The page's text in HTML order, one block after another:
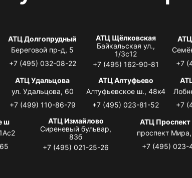
АТЦ Долгопрудный
Береговой пр-д, 5
+7 (495) 032-08-22
АТЦ Щёлковская
Байкальская ул.,
1/3с12
+7 (495) 162-90-81
+7
АТЦ Удальцова
ул. Удальцова, 60
+7 (499) 110-86-79
АТЦ Алтуфьево
Алтуфьевское ш., 48к4
+7 (495) 023-81-52
+7
ш
АТЦ Измайлово
Сиреневый бульвар,
83б
+7 (495) 021-25-26
АТЦ
проспект
+7 (495) 023-